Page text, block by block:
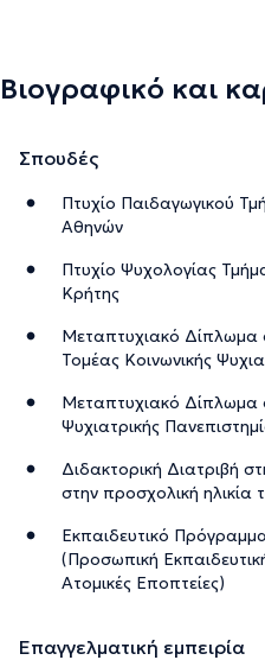
Βιογραφικό και
Σπουδές
Πτυχίο Παιδαγωγικού
Αθηνών
Πτυχίο Ψυχολογίας
Κρήτης
Μεταπτυχιακό Δίπλωμα
Τομέας Κοινωνικής
Μεταπτυχιακό Δίπλωμα
Ψυχιατρικής
Διδακτορική Διατριβή
στην προσχολική
Εκπαιδευτικό
(Προσωπική
Ατομικές Εποπτείες)
Επαγγελματική εμπειρία